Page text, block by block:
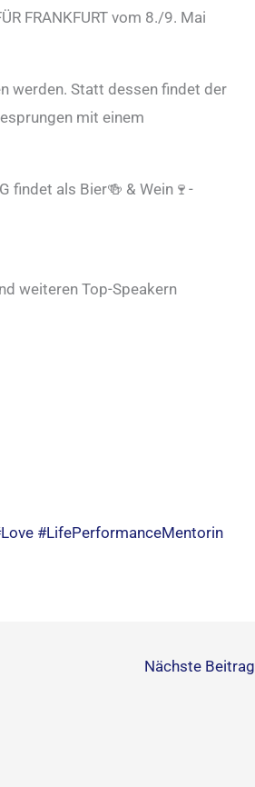
FRANKFURT vom 8./9. Mai
werden. Statt dessen findet der
mit einem
findet als Bier🍻 & Wein🍷-
weiteren Top-Speakern
#LifePerformanceMentorin
Nächste Beitrag